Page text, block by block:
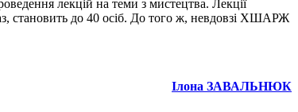
лекцій на теми з мистецтва. Лекції
становить до 40 осіб. До того ж, невдовзі ХШАРЖ
Ілона ЗАВАЛЬНЮК